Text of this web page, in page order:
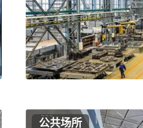
公共场所